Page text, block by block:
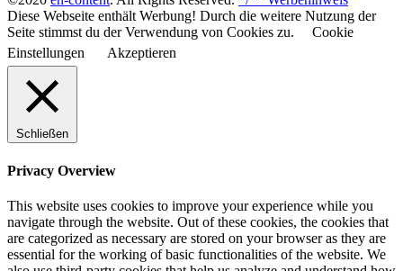
Diese Webseite enthält Werbung! Durch die weitere Nutzung der
Seite stimmst du der Verwendung von Cookies zu.
Cookie
Einstellungen
Akzeptieren
Schließen
Privacy Overview
This website uses cookies to improve your experience while you
navigate through the website. Out of these cookies, the cookies that
are categorized as necessary are stored on your browser as they are
essential for the working of basic functionalities of the website. We